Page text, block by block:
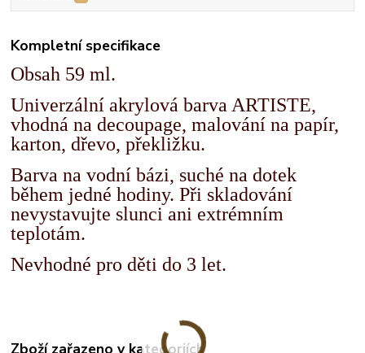
Kompletní specifikace
Obsah 59 ml.
Univerzální akrylová barva ARTISTE,
vhodná na decoupage, malování na papír,
karton, dřevo, překližku.
Barva na vodní bázi, suché na dotek
během jedné hodiny. Při skladování
nevystavujte slunci ani extrémním
teplotám.
Nevhodné pro děti do 3 let.
Zboží zařazeno v kategoriích